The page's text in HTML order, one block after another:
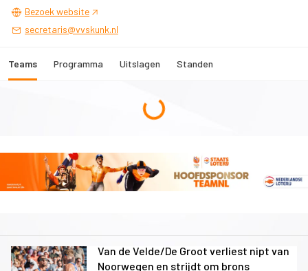
Bezoek website
secretaris@vvskunk.nl
Teams Programma Uitslagen Standen
Van de Velde/De Groot verliest nipt van
Noorwegen en strijdt om brons